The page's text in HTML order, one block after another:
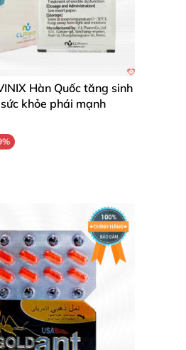
mãn và trọn vẹn.
Hàn Quốc tăng sinh
khỏe phái mạnh